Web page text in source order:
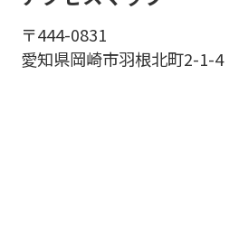
〒444-0831
愛知県岡崎市羽根北町2-1-4